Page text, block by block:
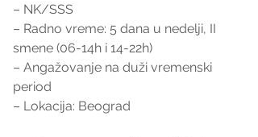
– NK/SSS
– Radno vreme: 5 dana u nedelji, II
smene (06-14h i 14-22h)
– Angažovanje na duži vremenski
period
– Lokacija: Beograd